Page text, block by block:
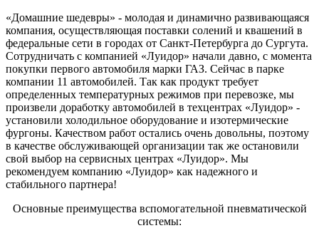
«Домашние шедевры» - молодая и динамично развивающаяся
компания, осуществляющая поставки солений и квашений в
федеральные сети в городах от Санкт-Петербурга до Сургута.
Сотрудничать с компанией «Луидор» начали давно, с момента
покупки первого автомобиля марки ГАЗ. Сейчас в парке
компании 11 автомобилей. Так как продукт требует
определенных температурных режимов при перевозке, мы
произвели доработку автомобилей в техцентрах «Луидор» -
установили холодильное оборудование и изотермические
фургоны. Качеством работ остались очень довольны, поэтому
в качестве обслуживающей организации так же остановили
свой выбор на сервисных центрах «Луидор». Мы
рекомендуем компанию «Луидор» как надежного и
стабильного партнера!
Основные преимущества вспомогательной пневматической
системы: